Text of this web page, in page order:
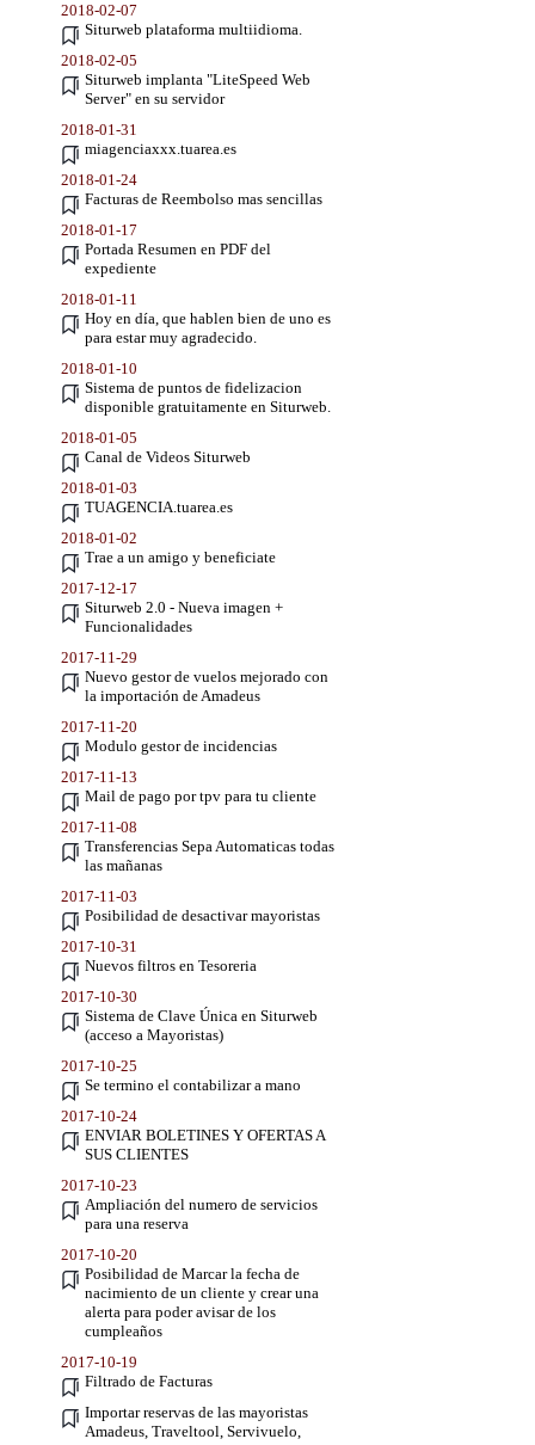
2018-02-07
Siturweb plataforma multiidioma.
2018-02-05
Siturweb implanta "LiteSpeed Web
Server" en su servidor
2018-01-31
miagenciaxxx.tuarea.es
2018-01-24
Facturas de Reembolso mas sencillas
2018-01-17
Portada Resumen en PDF del
expediente
2018-01-11
Hoy en día, que hablen bien de uno es
para estar muy agradecido.
2018-01-10
Sistema de puntos de fidelizacion
disponible gratuitamente en Siturweb.
2018-01-05
Canal de Videos Siturweb
2018-01-03
TUAGENCIA.tuarea.es
2018-01-02
Trae a un amigo y beneficiate
2017-12-17
Siturweb 2.0 - Nueva imagen +
Funcionalidades
2017-11-29
Nuevo gestor de vuelos mejorado con
la importación de Amadeus
2017-11-20
Modulo gestor de incidencias
2017-11-13
Mail de pago por tpv para tu cliente
2017-11-08
Transferencias Sepa Automaticas todas
las mañanas
2017-11-03
Posibilidad de desactivar mayoristas
2017-10-31
Nuevos filtros en Tesoreria
2017-10-30
Sistema de Clave Única en Siturweb
(acceso a Mayoristas)
2017-10-25
Se termino el contabilizar a mano
2017-10-24
ENVIAR BOLETINES Y OFERTAS A
SUS CLIENTES
2017-10-23
Ampliación del numero de servicios
para una reserva
2017-10-20
Posibilidad de Marcar la fecha de
nacimiento de un cliente y crear una
alerta para poder avisar de los
cumpleaños
2017-10-19
Filtrado de Facturas
Importar reservas de las mayoristas
Amadeus, Traveltool, Servivuelo,